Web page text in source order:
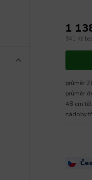
941 Kč
1
průměr
průměr
48 cm
nádoby